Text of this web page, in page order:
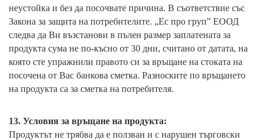
неустойка и без да посочвате причина. В съответствие със
Закона за защита на потребителите. „Ес про груп” ЕООД
следва да Ви възстанови в пълен размер заплатената за
продукта сума не по-късно от 30 дни, считано от датата, на
която сте упражнили правото си за връщане на стоката на
посочена от Вас банкова сметка. Разноските по връщането
на продукта са за сметка на потребителя.
13. Условия за връщане на продукта:
Продуктът не трябва да е ползван и с нарушен търговски